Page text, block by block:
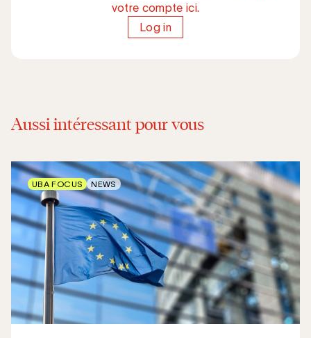
votre compte ici.
Log in
Aussi intéressant pour vous
UBA FOCUS NEWS